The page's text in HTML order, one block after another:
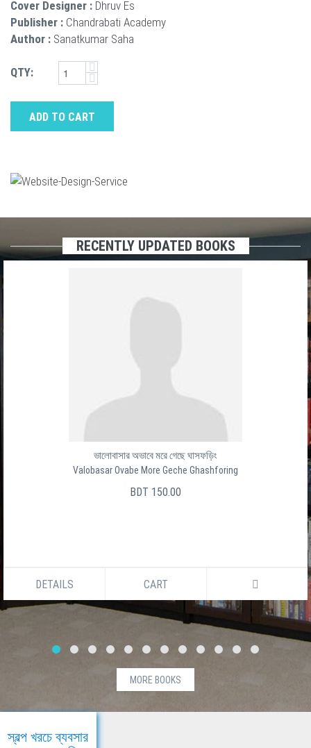
Cover Designer : Dhruv Es
Publisher : Chandrabati Academy
Author : Sanatkumar Saha
QTY:
ADD TO CART
RECENTLY UPDATED BOOKS
ভালোবাসার অভাবে মরে গেছে ঘাসফড়িং
Valobasar Ovabe More Geche Ghashforing
BDT 150.00
DETAILS CART
MORE BOOKS
স্বল্প খরচে ব্যবসার